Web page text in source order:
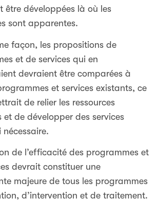
être développées là où les
sont apparentes.
façon, les propositions de
et de services qui en
devraient être comparées à
et services existants, ce
de relier les ressources
et de développer des services
nécessaire.
de l’efficacité des programmes et
devrait constituer une
majeure de tous les programmes
d’intervention et de traitement.